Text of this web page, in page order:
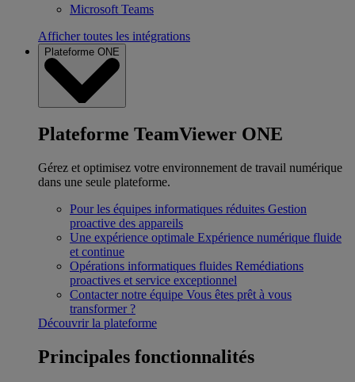
Microsoft Teams
Afficher toutes les intégrations
Plateforme ONE
Plateforme TeamViewer ONE
Gérez et optimisez votre environnement de travail numérique
dans une seule plateforme.
Pour les équipes informatiques réduites Gestion
proactive des appareils
Une expérience optimale Expérience numérique fluide
et continue
Opérations informatiques fluides Remédiations
proactives et service exceptionnel
Contacter notre équipe Vous êtes prêt à vous
transformer ?
Découvrir la plateforme
Principales fonctionnalités